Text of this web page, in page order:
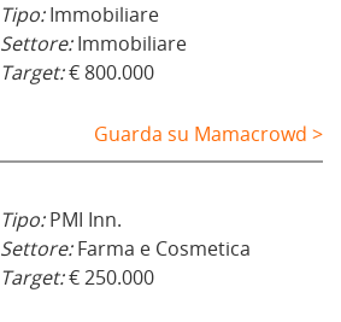
Tipo:Immobiliare
Settore:Immobiliare
Target:€ 800.000
Guarda su Mamacrowd >
Tipo:PMI Inn.
Settore:Farma e Cosmetica
Target:€ 250.000